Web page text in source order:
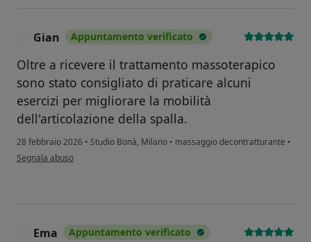
Gian Appuntamento verificato
Oltre a ricevere il trattamento massoterapico
sono stato consigliato di praticare alcuni
esercizi per migliorare la mobilità
dell'articolazione della spalla.
28 febbraio 2026 • Studio Bonà, Milano • massaggio decontratturante •
secondo l'opinione dell'utente Gian
Segnala abuso
Ema Appuntamento verificato